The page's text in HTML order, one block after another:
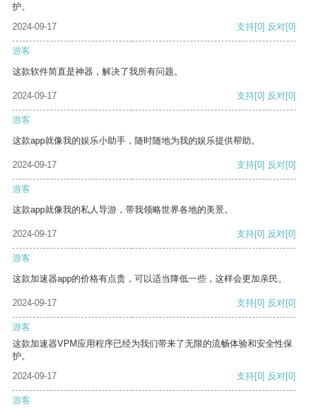
护。
2024-09-17
支持[0] 反对[0]
游客
这款软件简直是神器，解决了我所有问题。
2024-09-17 支持[0] 反对[0]
游客
这款app就像我的娱乐小助手，随时随地为我的娱乐提供帮助。
2024-09-17 支持[0] 反对[0]
游客
这款app就像我的私人导游，带我领略世界各地的美景。
2024-09-17 支持[0] 反对[0]
游客
这款加速器app的价格有点贵，可以适当降低一些，这样会更加亲民。
2024-09-17 支持[0] 反对[0]
游客
这款加速器VPM应用程序已经为我们带来了无限的流畅体验和安全性保
护。
2024-09-17
支持[0] 反对[0]
游客